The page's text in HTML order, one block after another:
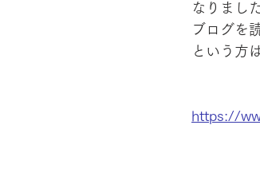
なりまし
ブログを
という方
https://